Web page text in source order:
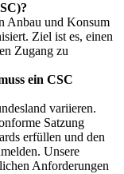
Anbau und Konsum
Ziel ist es, einen
Zugang zu
ein CSC
variieren.
Satzung
erfüllen und den
Unsere
Anforderungen